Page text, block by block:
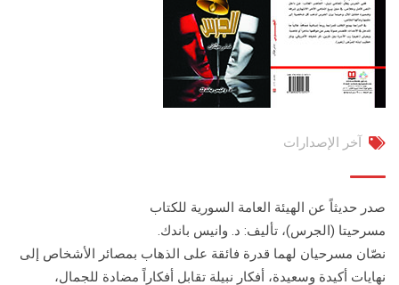
آخر الإصدارات
صدر حديثاً عن الهيئة العامة السورية للكتاب
مسرحيتا (الجرس)، تأليف: د. وانيس باندك.
نصّان مسرحيان لهما قدرة فائقة على الذهاب بمصائر الأشخاص إلى
نهايات أكيدة وسعيدة، أفكار نبيلة تقابل أفكاراً مضادة للجمال،